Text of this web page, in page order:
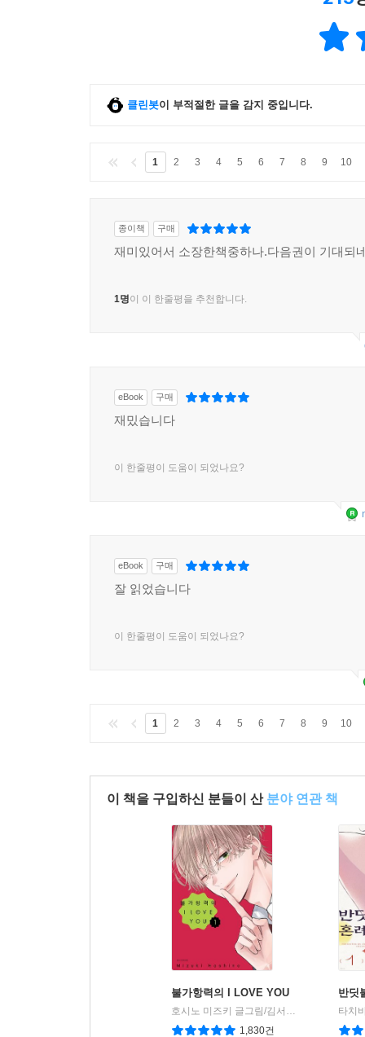
클린봇이 부적절한 글을 감지 중입니다.
1 2 3 4 5 6 7 8 9 10
종이책 구매
재미있어서 소장한책중하나.다음권이 기대되
1명이 이 한줄평을 추천합니다.
eBook 구매
재밌습니다
이 한줄평이 도움이 되었나요?
eBook 구매
잘 읽었습니다
이 한줄평이 도움이 되었나요?
1 2 3 4 5 6 7 8 9 10
이 책을 구입하신 분들이 산 분야 연관 책
불가항력의 I LOVE YOU
서울미디
1,830건
반딧